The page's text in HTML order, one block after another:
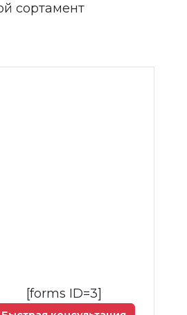
сортамент
[forms ID=3]